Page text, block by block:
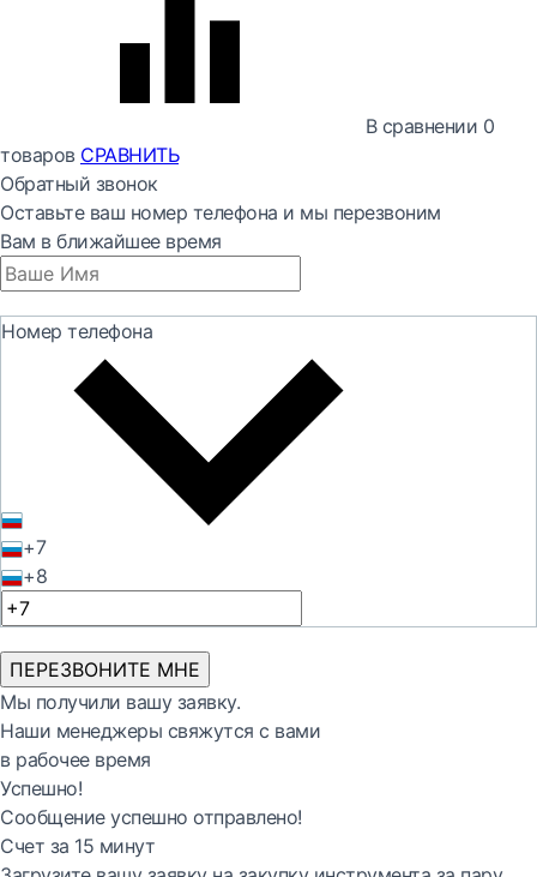
В сравнении 0
товаров СРАВНИТЬ
Обратный звонок
Оставьте ваш номер телефона и мы перезвоним
Вам в ближайшее время
Номер телефона
+7
+8
ПЕРЕЗВОНИТЕ МНЕ
Мы получили вашу заявку.
Наши менеджеры свяжутся с вами
в рабочее время
Успешно!
Сообщение успешно отправлено!
Счет за 15 минут